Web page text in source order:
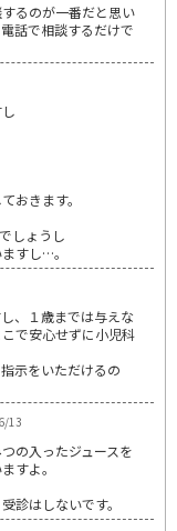
るのが一番だと思い
話で相談するだけで
おきます。
しょうし
すし…。
、１歳までは与えな
で安心せずに小児科
示をいただけるの
13
の入ったジュースを
すよ。
診はしないです。